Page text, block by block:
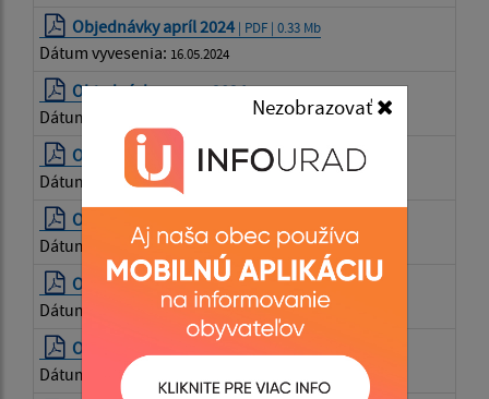
Nezobrazovať
Objednávky apríl 2024 | PDF | 0.33 Mb
Dátum vyvesenia: 16.05.2024
Objednávky marec 2024| PDF | 0.33 Mb
Dátum vyvesenia:
Objednávky marec 2024| PDF | 0.33 Mb
Dátum vyvesenia:
Objednávky február 2024
Dátum vyvesenia:14.03.2024
Objednávky január 2024 | PDF | 0.32 Mb
Dátum vyvesenia:19.02.2024
Objednávky december 2023
Dátum vyvesenia: